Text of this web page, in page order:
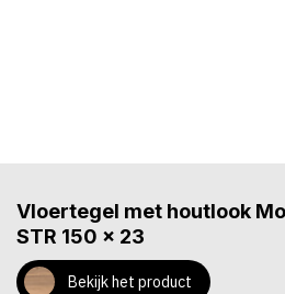
Vloertegel met houtlook
STR 150 x 23
Bekijk het product